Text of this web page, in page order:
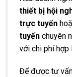
thiết bị hội
trực tuyến
tuyến chuyên
với chi phí hợp
Để được tư